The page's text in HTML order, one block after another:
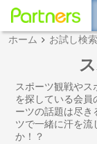
ホーム お試し検索
スポーツ観戦やス
を探している会員
ーツの話題は尽き
ツで一緒に汗を流
か！？